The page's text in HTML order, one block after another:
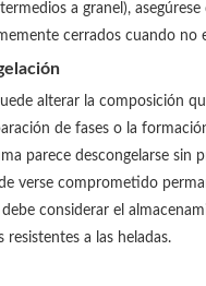
a granel), asegúrese
cerrados cuando no
alterar la composición
de fases o la
parece descongelarse sin
verse comprometido
debe considerar el
resistentes a las heladas.